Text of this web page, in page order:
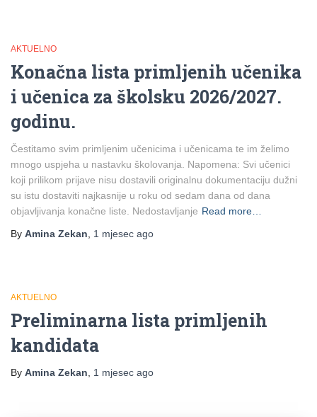
AKTUELNO
Konačna lista primljenih učenika
i učenica za školsku 2026/2027.
godinu.
Čestitamo svim primljenim učenicima i učenicama te im želimo
mnogo uspjeha u nastavku školovanja. Napomena: Svi učenici
koji prilikom prijave nisu dostavili originalnu dokumentaciju dužni
su istu dostaviti najkasnije u roku od sedam dana od dana
objavljivanja konačne liste. Nedostavljanje Read more…
By Amina Zekan 1 mjesec ago
AKTUELNO
Preliminarna lista primljenih
kandidata
By Amina Zekan 1 mjesec ago